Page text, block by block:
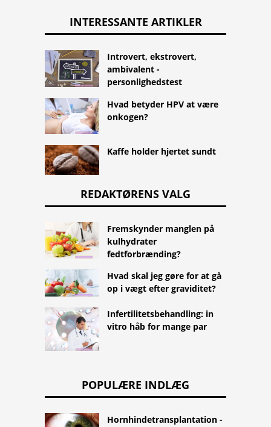
INTERESSANTE ARTIKLER
Introvert, ekstrovert,
ambivalent -
personlighedstest
Hvad betyder HPV at være
onkogen?
Kaffe holder hjertet sundt
REDAKTØRENS VALG
Fremskynder manglen på
kulhydrater
fedtforbrænding?
Hvad skal jeg gøre for at gå
op i vægt efter graviditet?
Infertilitetsbehandling: in
vitro håb for mange par
POPULÆRE INDLÆG
Hornhindetransplantation -